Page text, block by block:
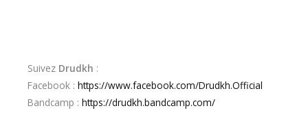
Suivez Drudkh :
Facebook : https://www.facebook.com/Drudkh.Official
Bandcamp : https://drudkh.bandcamp.com/